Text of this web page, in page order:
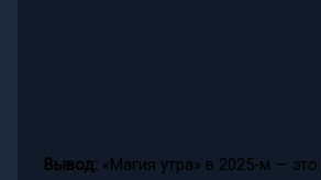
Вывод: «Магия утра» в 2025-м — это